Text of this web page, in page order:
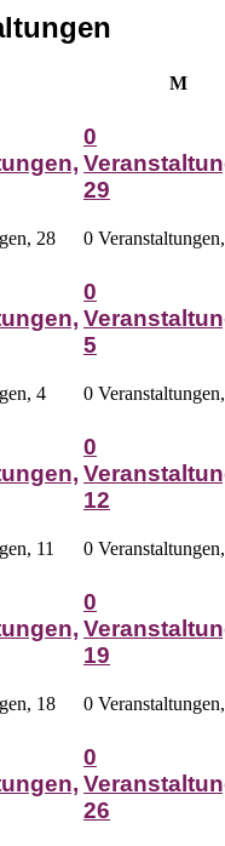
M
28
0
29
0
4
0
5
0
11
0
12
0
18
0
19
0
0
26